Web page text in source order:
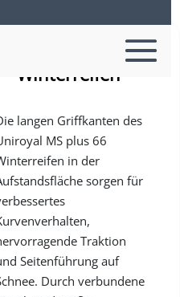
– PKW-Reifen
– Winterreifen
langen Griffkanten des
MS plus 66
in der
sorgen für
Traktion
Seitenführung auf
Durch verbundene